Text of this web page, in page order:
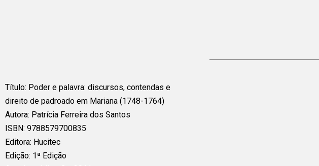
Título: Poder e palavra: discursos, contendas e
direito de padroado em Mariana (1748-1764)
Autora: Patrícia Ferreira dos Santos
ISBN: 9788579700835
Editora: Hucitec
Edição: 1ª Edição